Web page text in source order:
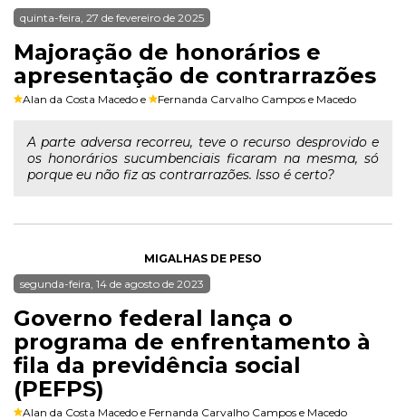
quinta-feira, 27 de fevereiro de 2025
Majoração de honorários e
apresentação de contrarrazões
Alan da Costa Macedo e Fernanda Carvalho Campos e Macedo
A parte adversa recorreu, teve o recurso desprovido e
os honorários sucumbenciais ficaram na mesma, só
porque eu não fiz as contrarrazões. Isso é certo?
MIGALHAS DE PESO
segunda-feira, 14 de agosto de 2023
Governo federal lança o
programa de enfrentamento à
fila da previdência social
(PEFPS)
Alan da Costa Macedo e Fernanda Carvalho Campos e Macedo